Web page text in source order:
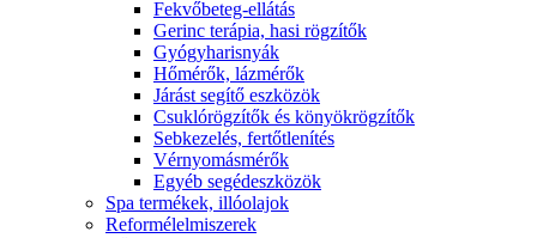
Fekvőbeteg-ellátás
Gerinc terápia, hasi rögzítők
Gyógyharisnyák
Hőmérők, lázmérők
Járást segítő eszközök
Csuklórögzítők és könyökrögzítők
Sebkezelés, fertőtlenítés
Vérnyomásmérők
Egyéb segédeszközök
Spa termékek, illóolajok
Reformélelmiszerek